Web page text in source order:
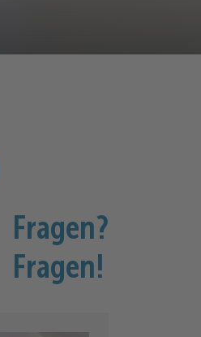
Fragen?
Fragen!